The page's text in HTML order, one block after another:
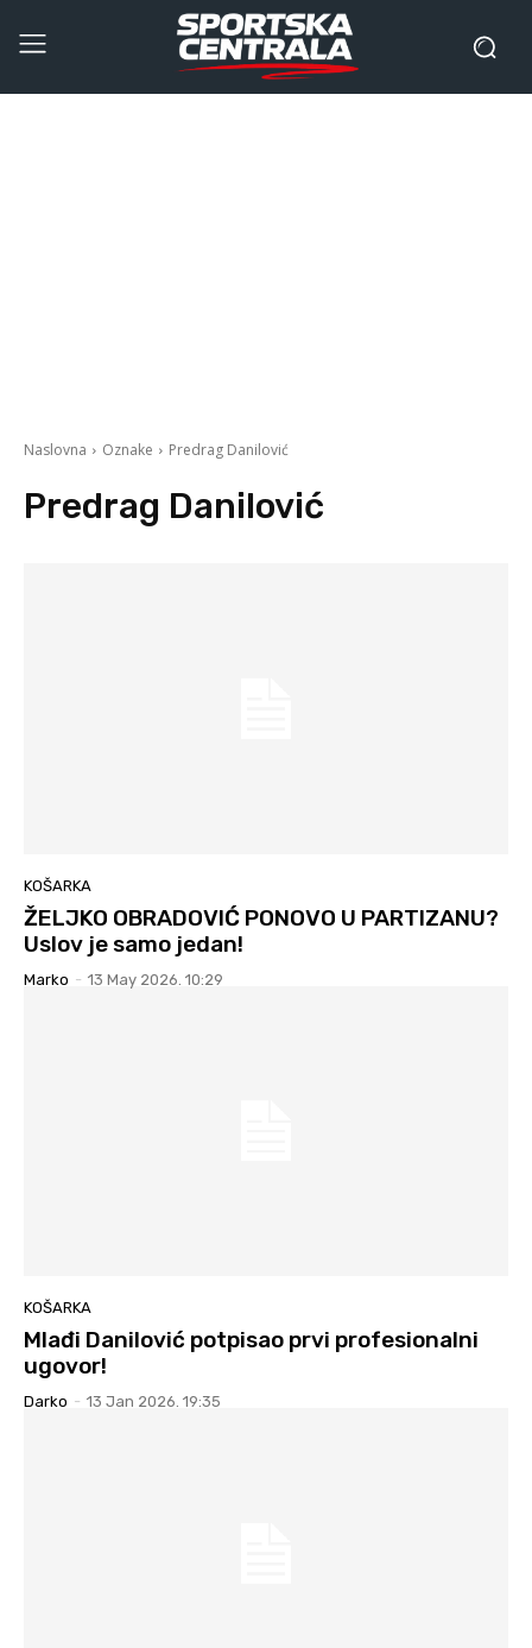
Naslovna Oznake Predrag Danilović
Predrag Danilović
KOŠARKA
ŽELJKO OBRADOVIĆ PONOVO U PARTIZANU?
Uslov je samo jedan!
Marko - 13 May 2026. 10:29
KOŠARKA
Mlađi Danilović potpisao prvi profesionalni
ugovor!
Darko - 13 Jan 2026. 19:35